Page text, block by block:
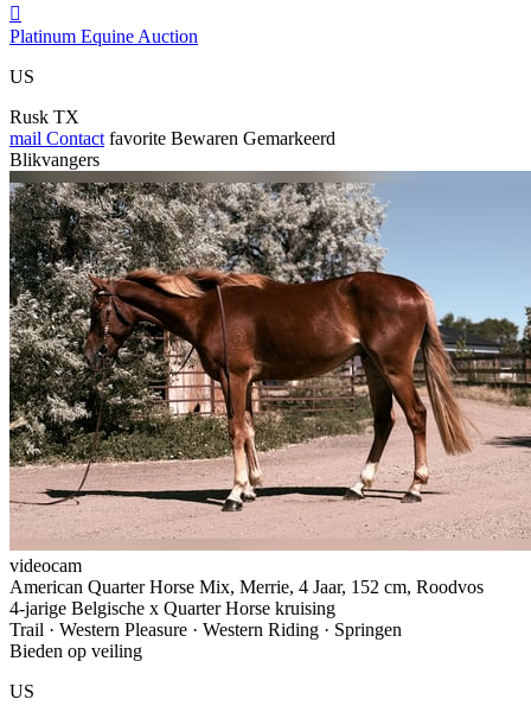

Platinum Equine Auction
US
Rusk TX
mail Contact favorite Bewaren Gemarkeerd
Blikvangers
videocam
American Quarter Horse Mix, Merrie, 4 Jaar, 152 cm, Roodvos
4-jarige Belgische x Quarter Horse kruising
Trail · Western Pleasure · Western Riding · Springen
Bieden op veiling
US